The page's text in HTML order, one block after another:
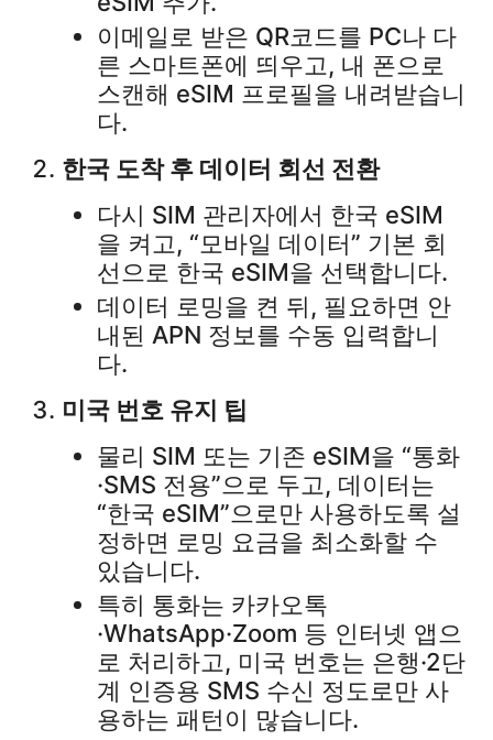
이메일로 받은 QR코드를 PC나 다
른 스마트폰에 띄우고, 내 폰으로
스캔해 eSIM 프로필을 내려받습니
다.​
한국 도착 후 데이터 회선 전환
다시 SIM 관리자에서 한국 eSIM
을 켜고, “모바일 데이터” 기본 회
선으로 한국 eSIM을 선택합니다.​
데이터 로밍을 켠 뒤, 필요하면 안
내된 APN 정보를 수동 입력합니
다.​
미국 번호 유지 팁
물리 SIM 또는 기존 eSIM을 “통화
·SMS 전용”으로 두고, 데이터는
“한국 eSIM”으로만 사용하도록 설
정하면 로밍 요금을 최소화할 수
있습니다.​
특히 통화는 카카오톡
·WhatsApp·Zoom 등 인터넷 앱으
로 처리하고, 미국 번호는 은행·2단
계 인증용 SMS 수신 정도로만 사
용하는 패턴이 많습니다.​